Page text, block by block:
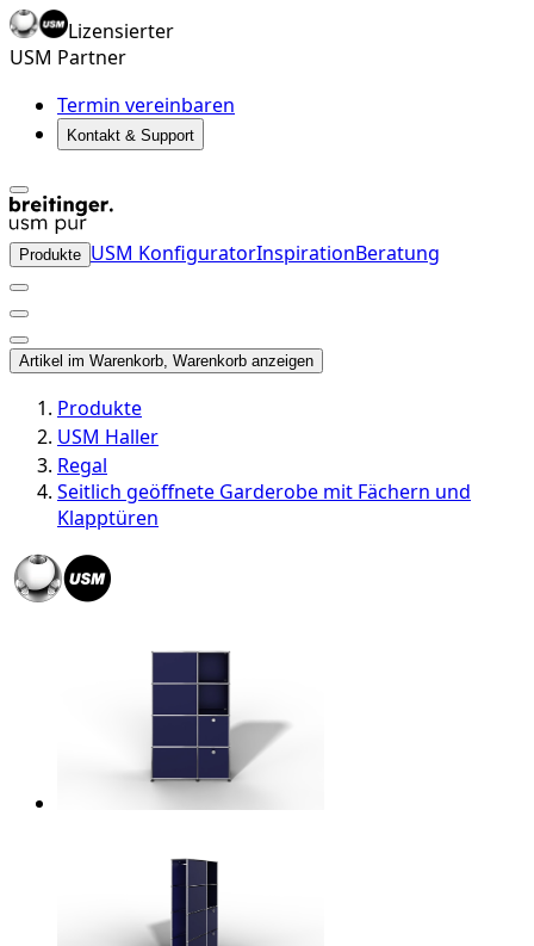
Lizensierter
USM Partner
Termin vereinbaren
Kontakt & Support
Produkte USM KonfiguratorInspirationBeratung
Artikel im Warenkorb, Warenkorb anzeigen
Produkte
USM Haller
Regal
Seitlich geöffnete Garderobe mit Fächern und
Klapptüren